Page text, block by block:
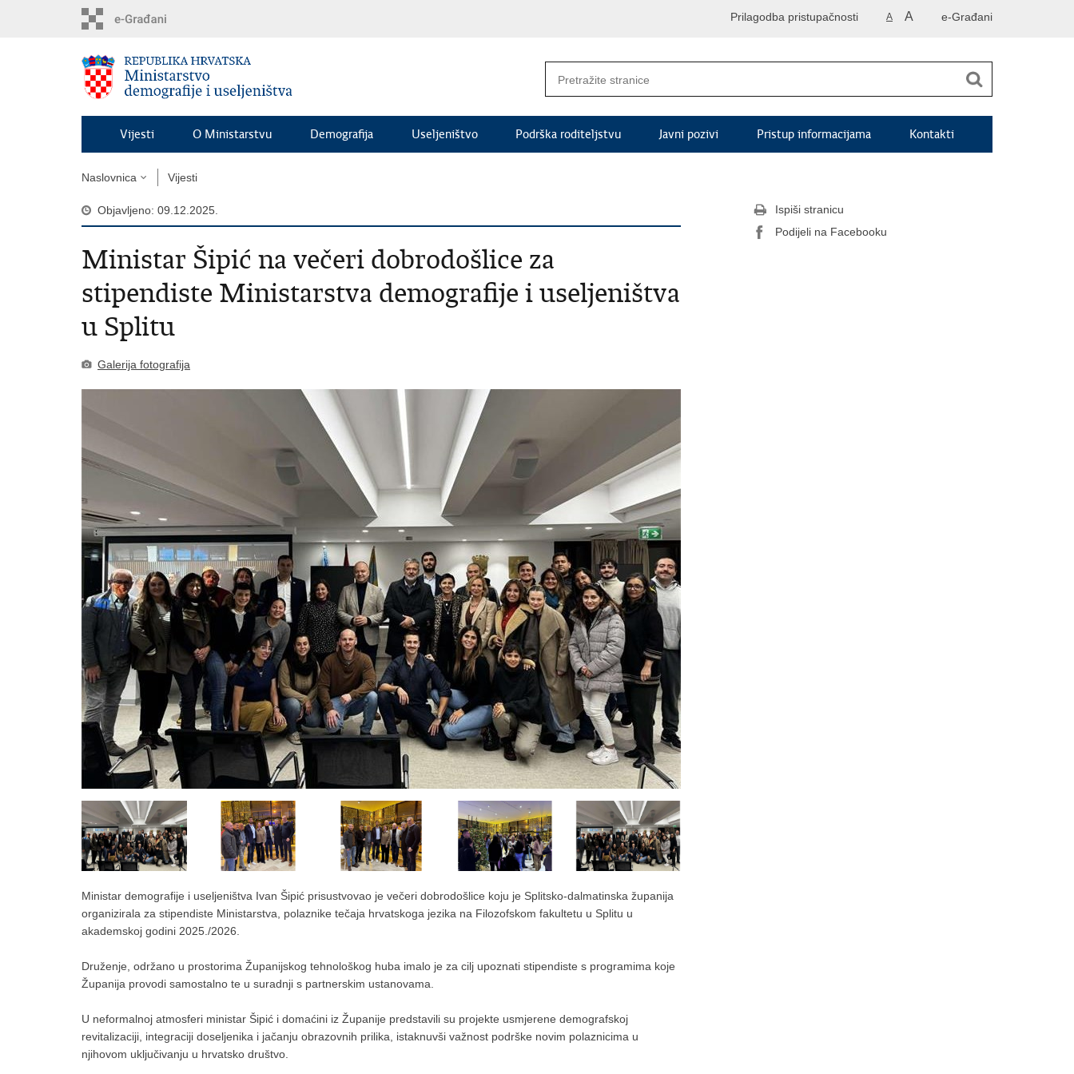
e-Građani
A A
Prilagodba pristupačnosti
Vijesti O Ministarstvu Demografija Useljeništvo Podrška roditeljstvu Javni pozivi Pristup informacijama Kontakti
Naslovnica Vijesti
Objavljeno: 09.12.2025.
Ministar Šipić na večeri dobrodošlice za
stipendiste Ministarstva demografije i useljeništva
u Splitu
Galerija fotografija
Ministar demografije i useljeništva Ivan Šipić prisustvovao je večeri dobrodošlice koju je Splitsko-dalmatinska županija
organizirala za stipendiste Ministarstva, polaznike tečaja hrvatskoga jezika na Filozofskom fakultetu u Splitu u
akademskoj godini 2025./2026.
Druženje, održano u prostorima Županijskog tehnološkog huba imalo je za cilj upoznati stipendiste s programima koje
Županija provodi samostalno te u suradnji s partnerskim ustanovama.
U neformalnoj atmosferi ministar Šipić i domaćini iz Županije predstavili su projekte usmjerene demografskoj
revitalizaciji, integraciji doseljenika i jačanju obrazovnih prilika, istaknuvši važnost podrške novim polaznicima u
njihovom uključivanju u hrvatsko društvo.
Ispiši stranicu
Podijeli na Facebooku